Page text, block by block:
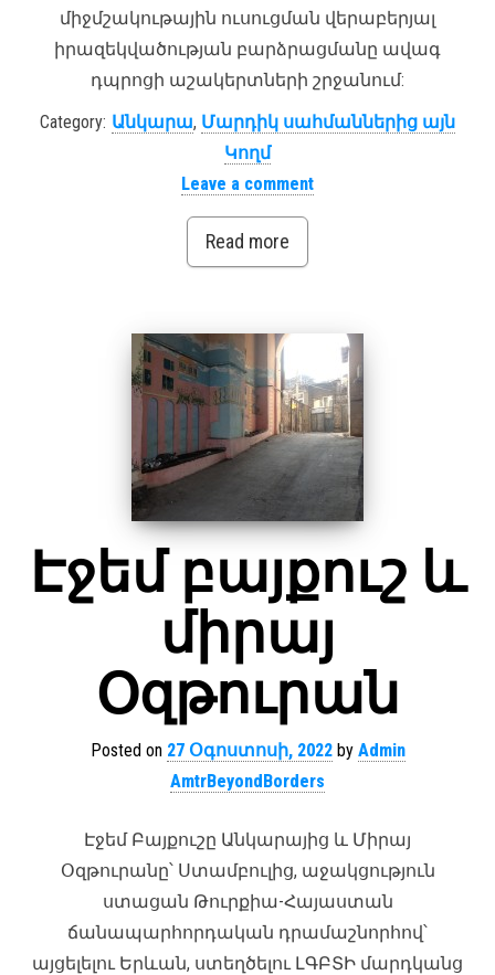
միջմշակութային ուսուցման վերաբերյալ
իրազեկվածության բարձրացմանը ավագ
դպրոցի աշակերտների շրջանում:
Category: Անկարա, Մարդիկ սահմաններից այն
Կողմ
Leave a comment
Read more
Էջեմ բայքուշ և
միրայ
Օզթուրան
Posted on 27 Օգոստոսի, 2022by Admin
AmtrBeyondBorders
Էջեմ Բայքուշը Անկարայից և Միրայ
Օզթուրանը՝ Ստամբուլից, աջակցություն
ստացան Թուրքիա-Հայաստան
ճանապարհորդական դրամաշնորհով՝
այցելելու Երևան, ստեղծելու ԼԳԲՏԻ մարդկանց